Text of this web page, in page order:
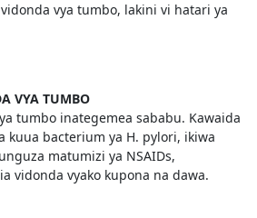
vya tumbo, lakini vi hatari ya
VYA TUMBO
tumbo inategemea sababu. Kawaida
kuua bacterium ya H. pylori, ikiwa
matumizi ya NSAIDs,
vidonda vyako kupona na dawa.